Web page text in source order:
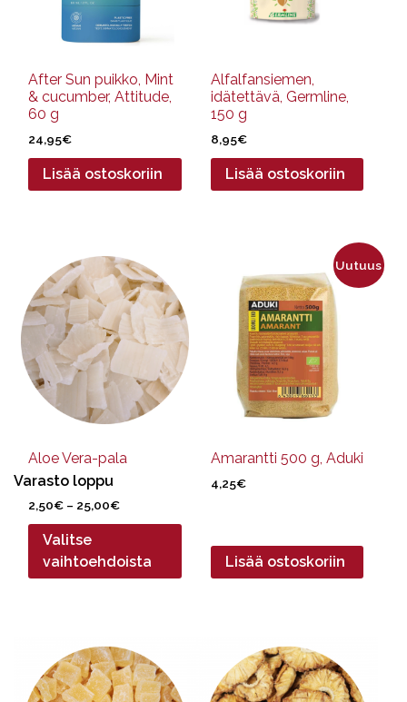
After Sun puikko, Mint
& cucumber, Attitude,
60 g
24,95€
Lisää ostoskoriin
Alfalfansiemen,
idätettävä, Germline,
150 g
8,95€
Lisää ostoskoriin
Aloe Vera-pala
Varasto loppu
2,50€ – 25,00€Hintaluokka:
2,50€
25,00€
Valitse
vaihtoehdoista
tuotteella
on
useampi
muunnelma.
Voit
tehdä
valinnat
sivulla.
Uutuus
Amarantti 500 g, Aduki
4,25€
Lisää ostoskoriin
tuotteella
tuotteella